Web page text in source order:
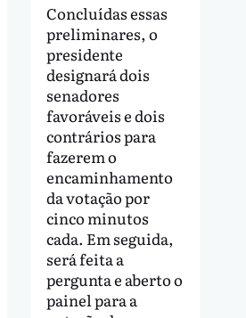
Concluídas essas
preliminares, o
presidente
designará dois
senadores
favoráveis e dois
contrários para
fazerem o
encaminhamento
da votação por
cinco minutos
cada. Em seguida,
será feita a
pergunta e aberto o
painel para a